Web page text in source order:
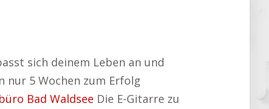
sich deinem Leben an und
5 Wochen zum Erfolg
Bad Waldsee Die E-Gitarre zu